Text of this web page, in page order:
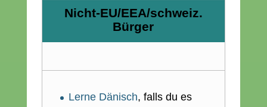
Nicht-EU/EEA/schweiz.
Bürger
Lerne Dänisch, falls du es